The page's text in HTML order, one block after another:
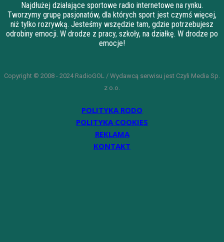
Najdłużej działające sportowe radio internetowe na rynku.
Tworzymy grupę pasjonatów, dla których sport jest czymś więcej,
niż tylko rozrywką. Jesteśmy wszędzie tam, gdzie potrzebujesz
odrobiny emocji. W drodze z pracy, szkoły, na działkę. W drodze po
emocje!
Copyright © 2008 - 2024 RadioGOL / Wydawcą serwisu jest Czyli Media Sp.
z o.o.
POLITYKA RODO
POLITYKA COOKIES
REKLAMA
KONTAKT